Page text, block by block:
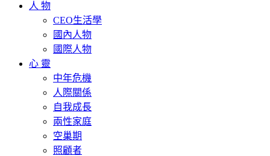
人 物
CEO生活學
國內人物
國際人物
心 靈
中年危機
人際關係
自我成長
兩性家庭
空巢期
照顧者